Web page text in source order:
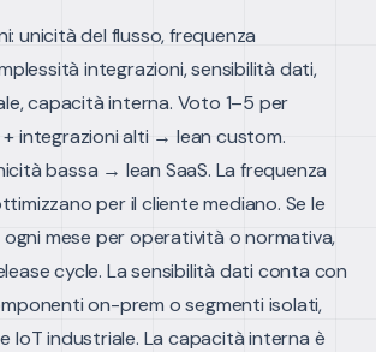
unicità del flusso, frequenza
integrazioni, sensibilità dati,
capacità interna. Voto 1–5 per
+ integrazioni alti → lean custom.
bassa → lean SaaS. La frequenza
per il cliente mediano. Se le
mese per operatività o normativa,
cycle. La sensibilità dati conta con
on-prem o segmenti isolati,
IoT industriale. La capacità interna è